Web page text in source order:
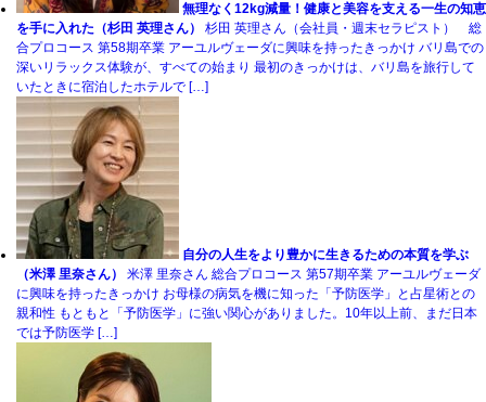
無理なく12kg減量！健康と美容を支える一生の知恵
を手に入れた（杉田 英理さん）
杉田 英理さん（会社員・週末セラピスト） 総
合プロコース 第58期卒業 アーユルヴェーダに興味を持ったきっかけ バリ島での
深いリラックス体験が、すべての始まり 最初のきっかけは、バリ島を旅行して
いたときに宿泊したホテルで […]
自分の人生をより豊かに生きるための本質を学ぶ
（米澤 里奈さん）
米澤 里奈さん 総合プロコース 第57期卒業 アーユルヴェーダ
に興味を持ったきっかけ お母様の病気を機に知った「予防医学」と占星術との
親和性 もともと「予防医学」に強い関心がありました。10年以上前、まだ日本
では予防医学 […]